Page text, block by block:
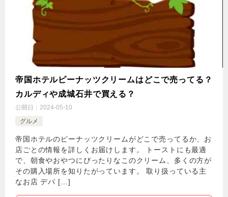
帝国ホテルピーナッツクリームはどこで売ってる？
カルディや成城石井で買える？
公開日： 2024-05-10
グルメ
帝国ホテルのピーナッツクリームがどこで売ってるか、お
店ごとの情報を詳しくお届けします。 トーストにも最適
で、朝食やおやつにぴったりなこのクリーム、多くの方が
その購入場所を知りたがっています。 取り扱っている主
なお店 デパ […]